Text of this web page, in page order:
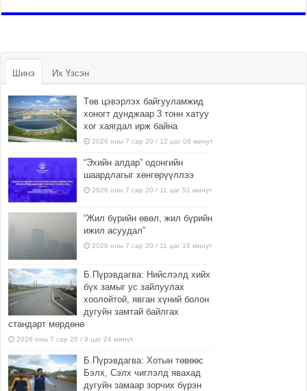
Шинэ Их Үзсэн
Төв цэвэрлэх байгууламжид
хоногт дунджаар 3 тонн хатуу
хог хаягдал ирж байна
2026 оны 7 сар 20 / 12 цаг 06 минут
“Эхийн алдар” одонгийн
шаардлагыг хөнгөрүүллээ
2026 оны 7 сар 20 / 11 цаг 51 минут
“Жил бүрийн өвөл, жил бүрийн
ижил асуудал”
2026 оны 7 сар 20 / 11 цаг 16 минут
Б.Пүрэвдагва: Нийслэлд хийх
бүх замыг ус зайлуулах
хоолойтой, явган хүний болон
дугуйн замтай байлгах
стандарт мөрдөнө
2026 оны 7 сар 20 / 9 цаг 24 минут
Б.Пүрэвдагва: Хотын төвөөс
Бэлх, Сэлх чиглэлд явахад
дугуйн замаар зорчих бүрэн